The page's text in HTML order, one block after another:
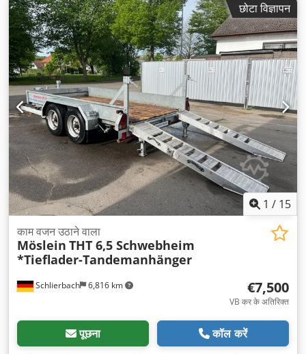
छोटा विज्ञापन
1 / 15
Schlierbach 6,816 km
काम वजन उठाने वाला
Möslein THT 6,5 Schwebheim
*Tieflader-Tandemanhänger
€7,500
VB कर के अतिरिक्त
पूछना कॉल करें